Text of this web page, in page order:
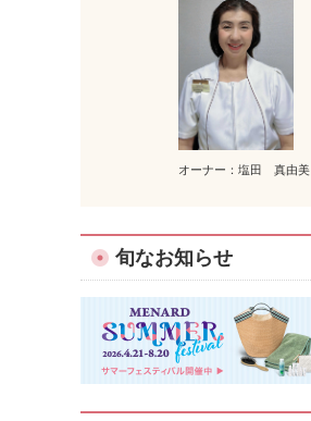
オーナー：塩田 真由美
旬なお知らせ